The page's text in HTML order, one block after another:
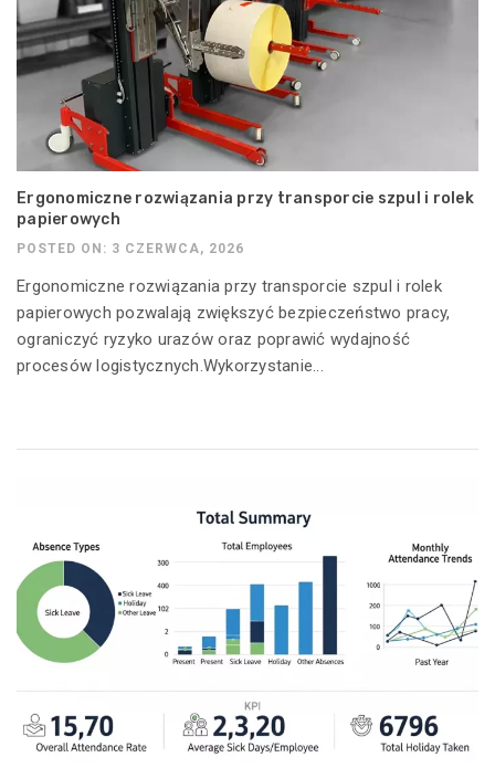
Ergonomiczne rozwiązania przy transporcie szpul i rolek
papierowych
POSTED ON: 3 CZERWCA, 2026
Ergonomiczne rozwiązania przy transporcie szpul i rolek
papierowych pozwalają zwiększyć bezpieczeństwo pracy,
ograniczyć ryzyko urazów oraz poprawić wydajność
procesów logistycznych.Wykorzystanie...